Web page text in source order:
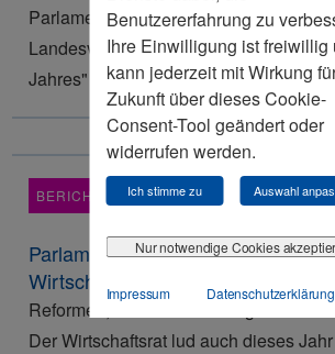
Benutzererfahrung zu
Ihre Einwilligung ist freiwillig
kann jederzeit mit Wirkung
Zukunft über dieses Cookie-
Consent-Tool geändert oder
widerrufen werden.
Ich stimme zu Auswahl
Nur notwendige Cookies
Impressum Datenschutzerklärung
Parlamentarischen Abend 2026 vom
Landesvorsitzenden Joachim Rudolf
Jahres" ausgezeichnet.
BERICHT
Parlamentarischer Abend 2026
Wirtschaftsrats Baden-Württemberg
Reformen, Wettbewerbsfähigkeit und
Der Wirtschaftsrat lud auch dieses